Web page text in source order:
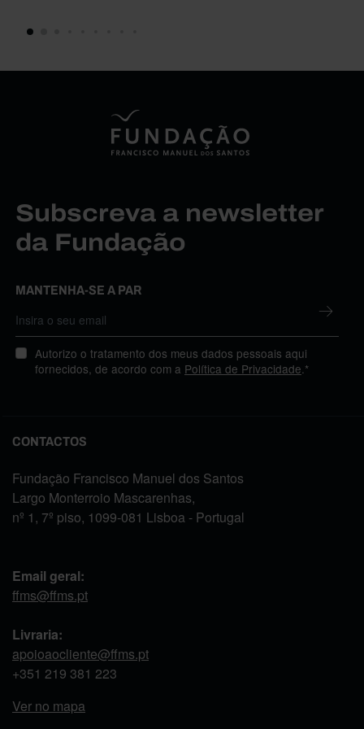
Subscreva a newsletter
da Fundação
MANTENHA-SE A PAR
Autorizo o tratamento dos meus dados pessoais aqui
fornecidos, de acordo com a Política de Privacidade .*
CONTACTOS
Fundação Francisco Manuel dos Santos
Largo Monterroio Mascarenhas,
nº 1, 7º piso, 1099-081 Lisboa - Portugal
Email geral:
ffms@ffms.pt
Livraria:
apoioaocliente@ffms.pt
+351 219 381 223
Ver no mapa